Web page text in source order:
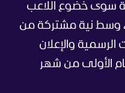
سوى خضوع اللاعب
وسط نية مشتركة من
الرسمية والإعلان
الأولى من شهر